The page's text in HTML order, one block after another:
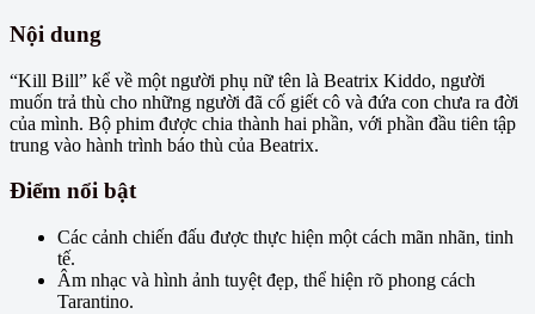
Nội dung
“Kill Bill” kể về một người phụ nữ tên là Beatrix Kiddo, người
muốn trả thù cho những người đã cố giết cô và đứa con chưa ra đời
của mình. Bộ phim được chia thành hai phần, với phần đầu tiên tập
trung vào hành trình báo thù của Beatrix.
Điểm nổi bật
Các cảnh chiến đấu được thực hiện một cách mãn nhãn, tinh
tế.
Âm nhạc và hình ảnh tuyệt đẹp, thể hiện rõ phong cách
Tarantino.